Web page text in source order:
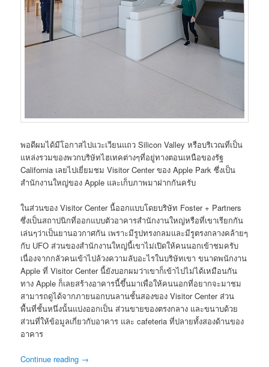
พอดีผมได้มีโอกาสไปแวะเวียนแถว Silicon Valley หรือบริเวณที่เป็น
แหล่งรวมของพวกบริษัทไฮเทคต่างๆที่อยู่ทางตอนเหนือของรัฐ
California เลยไปเยี่ยมชม Visitor Center ของ Apple Park ซึ่งเป็น
สำนักงานใหญ่ของ Apple และเก็บภาพมาฝากกันครับ
ในส่วนของ Visitor Center นี้ออกแบบโดยบริษัท Foster + Partners
ซึ่งเป็นสถาปนิกที่ออกแบบตัวอาคารสำนักงานใหญ่หรือที่เขาเรียกกัน
เล่นๆว่าเป็นยานอวกาศกัน เพราะมีรูปทรงกลมและมีรูตรงกลางคล้ายๆ
กับ UFO ส่วนของสำนักงานใหญ่นี้เขาไม่เปิดให้คนนอกเข้าชมครับ
เนื่องจากกลัวคนเข้าไปล้วงความลับอะไรในบริษัทเขา ขนาดพนักงาน
Apple ที่ Visitor Center นี้ยังบอกผมว่าเขาก็เข้าไปไม่ได้เหมือนกัน
ทาง Apple ก็เลยสร้างอาคารนี้ขึ้นมาเพื่อให้คนนอกที่อยากจะมาชม
สามารถดูได้จากภายนอกบนลานชั้นสองของ Visitor Center ส่วน
พื้นที่ชั้นหนึ่งนั้นแบ่งออกเป็น ส่วนขายของตรงกลาง และขนาบด้วย
ส่วนที่ให้ข้อมูลเกี่ยวกับอาคาร และ cafeteria ที่ปลายทั้งสองด้านของ
อาคาร
Continue reading →